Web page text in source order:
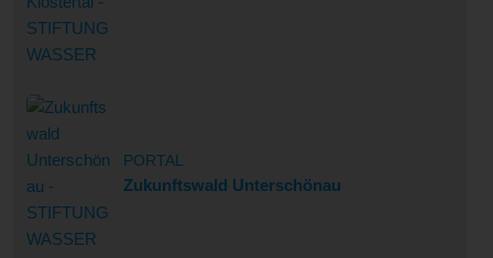
PORTAL
Zukunftswald Unterschönau